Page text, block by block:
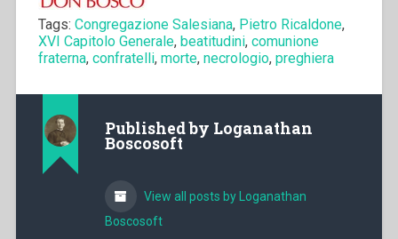
Tags: Congregazione Salesiana, Pietro Ricaldone,
XVI Capitolo Generale, beatitudini, comunione
fraterna, confratelli, morte, necrologio, preghiera
Published by Loganathan
Boscosoft
View all posts by Loganathan
Boscosoft